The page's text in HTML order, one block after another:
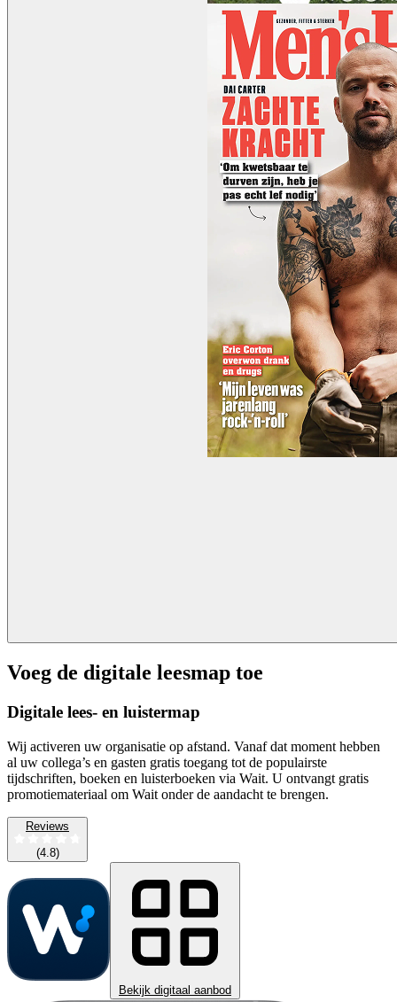
Voeg de digitale leesmap toe
Digitale lees- en luistermap
Wij activeren uw organisatie op afstand. Vanaf dat moment hebben
al uw collega’s en gasten gratis toegang tot de populairste
tijdschriften, boeken en luisterboeken via Wait. U ontvangt gratis
promotiemateriaal om Wait onder de aandacht te brengen.
Reviews
(4.8)
Bekijk digitaal aanbod